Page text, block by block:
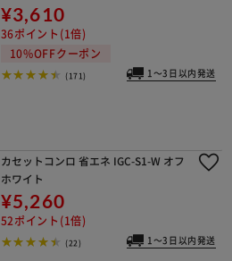
¥3,610
36ポイント(1倍)
10%OFFクーポン
(171) 1～3日以内発送
カセットコンロ 省エネ IGC-S1-W オフ
ホワイト
¥5,260
52ポイント(1倍)
(22) 1～3日以内発送